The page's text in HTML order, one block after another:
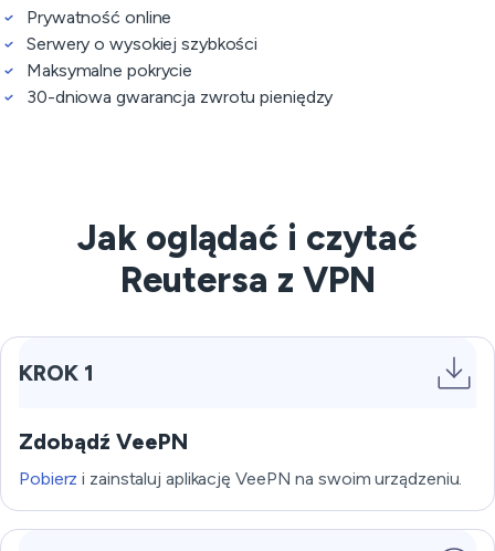
Prywatność online
Serwery o wysokiej szybkości
Maksymalne pokrycie
30-dniowa gwarancja zwrotu pieniędzy
Jak oglądać i czytać
Reutersa z VPN
KROK 1
Zdobądź VeePN
Pobierz i zainstaluj aplikację VeePN na swoim urządzeniu.